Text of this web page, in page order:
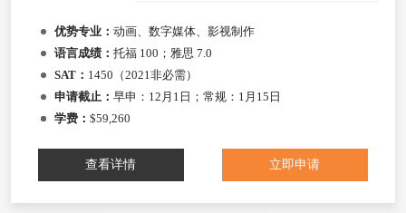
优势专业： 动画、数字媒体、影视制作
语言成绩： 托福 100；雅思 7.0
SAT： 1450（2021非必需）
申请截止： 早申：12月1日；常规：1月15日
学费： $59,260
查看详情 立即申请